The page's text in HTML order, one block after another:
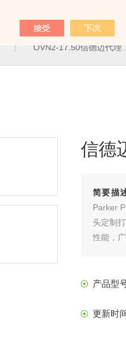
OVN2-17.50信德迈代理PMA导管夹
信德
简要描
Parker
头定制
性能，
信德迈
产品型
更新时